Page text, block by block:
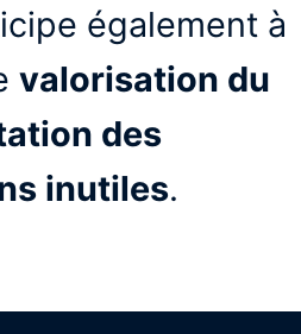
également à
valorisation du
des
inutiles.